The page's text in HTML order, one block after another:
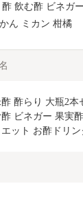
飲む酢 ビネガ
ん ミカン 柑橘
酢らり 大瓶2
ビネガー 果実
ット お酢ドリ